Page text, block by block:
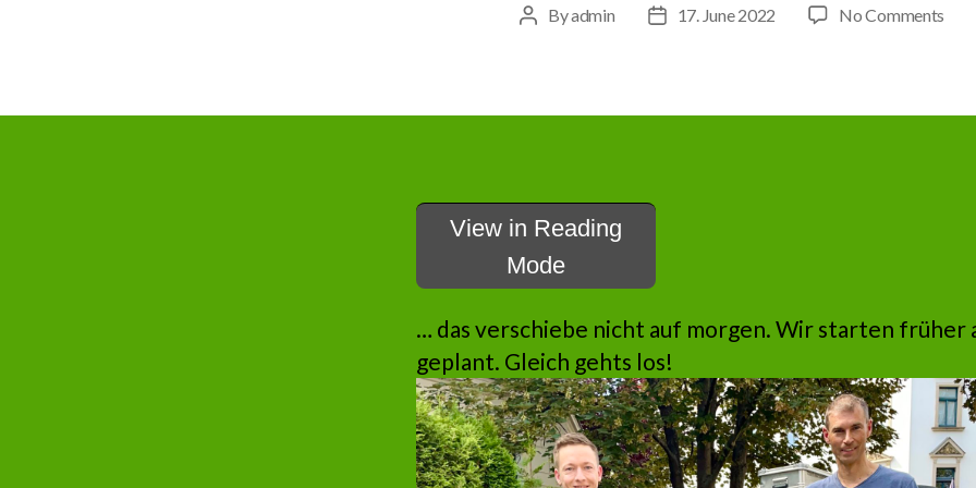
PostByadmin
Post17. June 2022 No Comments
View in Reading
Mode
… das verschiebe nicht auf morgen. Wir starten früher
geplant. Gleich gehts los!